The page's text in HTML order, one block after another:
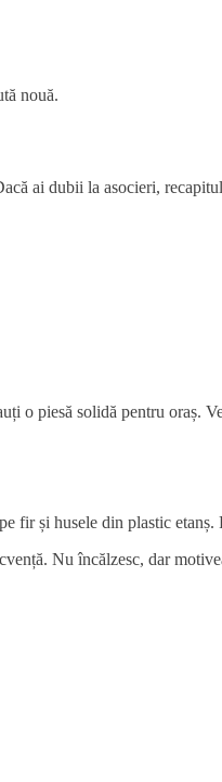
nouă.
ai dubii la asocieri,
o piesă solidă pentru oraș.
fir și husele din plastic
Nu încălzesc, dar